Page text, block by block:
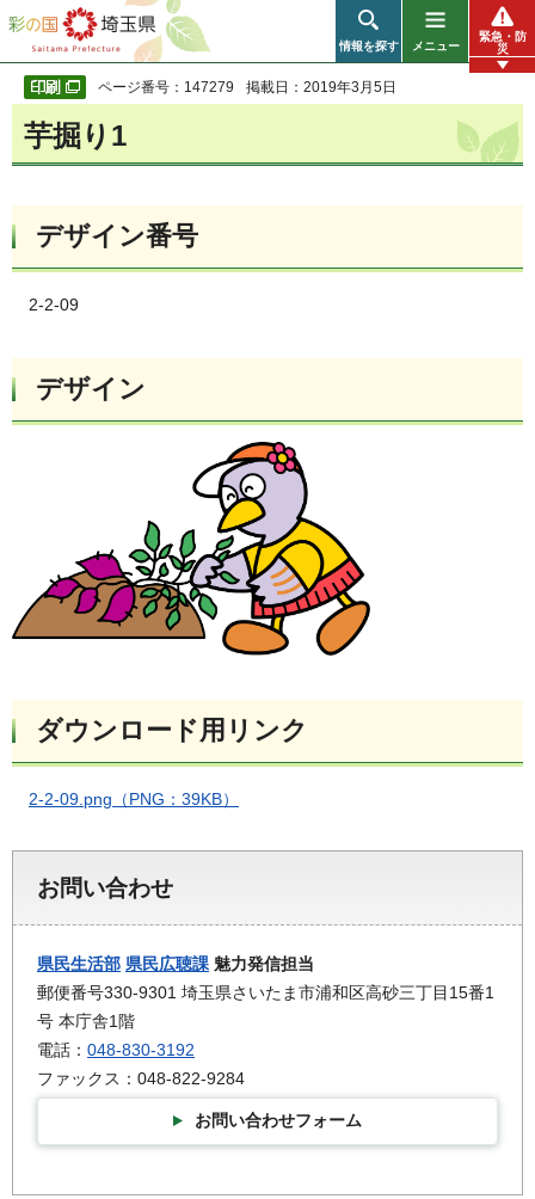
彩の国 埼玉県
情報を探す メニュー
緊急・防
災
ページ番号：147279 掲載日：2019年3月5日
芋掘り1
デザイン番号
2-2-09
デザイン
ダウンロード用リンク
2-2-09.png（PNG：39KB）
お問い合わせ
県民生活部 県民広聴課 魅力発信担当
郵便番号330-9301 埼玉県さいたま市浦和区高砂三丁目15番1
号 本庁舎1階
電話： 048-830-3192
ファックス：048-822-9284
お問い合わせフォーム